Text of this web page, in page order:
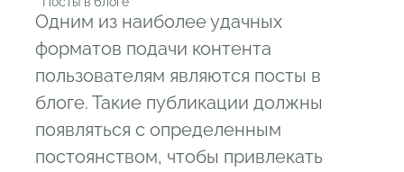
Одним из наиболее удачных
форматов подачи контента
пользователям являются посты в
блоге. Такие публикации должны
появляться с определенным
постоянством, чтобы привлекать